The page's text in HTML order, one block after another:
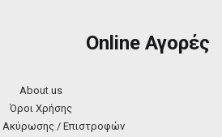
Online Αγορές
About us
Όροι Χρήσης
Ακύρωσης / Επιστροφών